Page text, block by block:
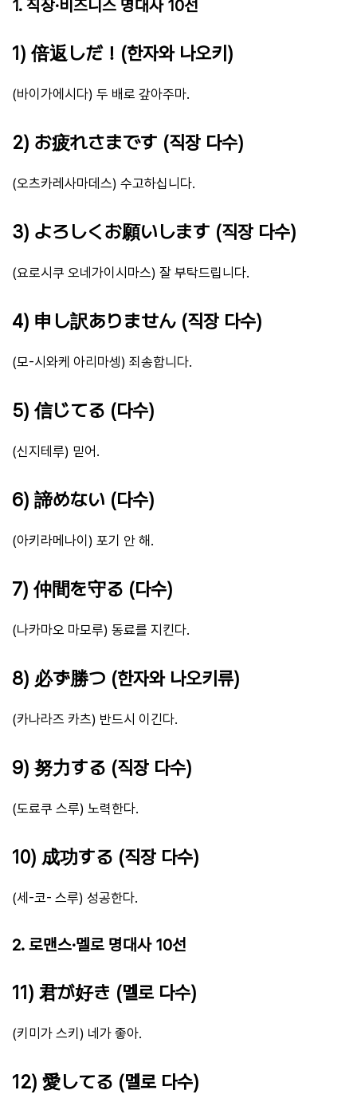
1. 직장·비즈니스 명대사 10선
1) 倍返しだ！(한자와 나오키)
(바이가에시다) 두 배로 갚아주마.
2) お疲れさまです (직장 다수)
(오츠카레사마데스) 수고하십니다.
3) よろしくお願いします (직장 다수)
(요로시쿠 오네가이시마스) 잘 부탁드립니다.
4) 申し訳ありません (직장 다수)
(모-시와케 아리마셍) 죄송합니다.
5) 信じてる (다수)
(신지테루) 믿어.
6) 諦めない (다수)
(아키라메나이) 포기 안 해.
7) 仲間を守る (다수)
(나카마오 마모루) 동료를 지킨다.
8) 必ず勝つ (한자와 나오키류)
(카나라즈 카츠) 반드시 이긴다.
9) 努力する (직장 다수)
(도료쿠 스루) 노력한다.
10) 成功する (직장 다수)
(세-코- 스루) 성공한다.
2. 로맨스·멜로 명대사 10선
11) 君が好き (멜로 다수)
(키미가 스키) 네가 좋아.
12) 愛してる (멜로 다수)